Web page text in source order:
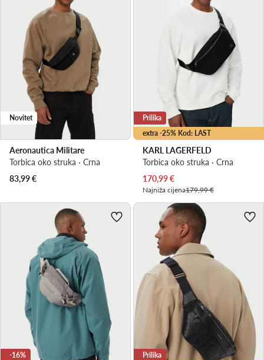
Novitet
Aeronautica Militare
Torbica oko struka · Crna
83,99€
extra -25% Kod: LAST
Prilika
KARL LAGERFELD
Torbica oko struka · Crna
Trenutna cijena
170,99€
Najniža cijena179,99 €
-16% Prilika